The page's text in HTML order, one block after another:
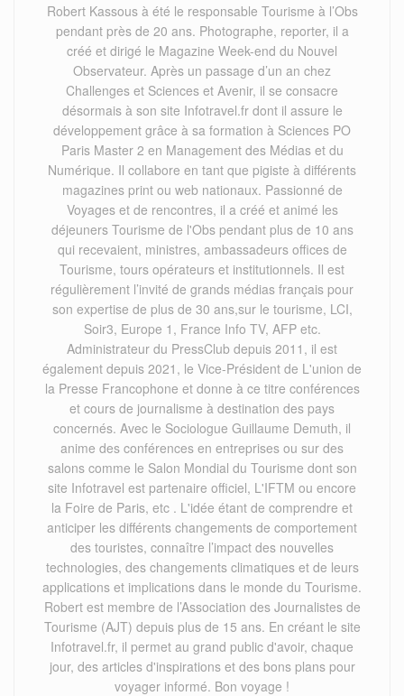
Robert Kassous à été le responsable Tourisme à l’Obs
pendant près de 20 ans. Photographe, reporter, il a
créé et dirigé le Magazine Week-end du Nouvel
Observateur. Après un passage d’un an chez
Challenges et Sciences et Avenir, il se consacre
désormais à son site Infotravel.fr dont il assure le
développement grâce à sa formation à Sciences PO
Paris Master 2 en Management des Médias et du
Numérique. Il collabore en tant que pigiste à différents
magazines print ou web nationaux. Passionné de
Voyages et de rencontres, il a créé et animé les
déjeuners Tourisme de l'Obs pendant plus de 10 ans
qui recevaient, ministres, ambassadeurs offices de
Tourisme, tours opérateurs et institutionnels. Il est
régulièrement l’invité de grands médias français pour
son expertise de plus de 30 ans,sur le tourisme, LCI,
Soir3, Europe 1, France Info TV, AFP etc.
Administrateur du PressClub depuis 2011, il est
également depuis 2021, le Vice-Président de L'union de
la Presse Francophone et donne à ce titre conférences
et cours de journalisme à destination des pays
concernés. Avec le Sociologue Guillaume Demuth, il
anime des conférences en entreprises ou sur des
salons comme le Salon Mondial du Tourisme dont son
site Infotravel est partenaire officiel, L'IFTM ou encore
la Foire de Paris, etc . L'idée étant de comprendre et
anticiper les différents changements de comportement
des touristes, connaître l’impact des nouvelles
technologies, des changements climatiques et de leurs
applications et implications dans le monde du Tourisme.
Robert est membre de l’Association des Journalistes de
Tourisme (AJT) depuis plus de 15 ans. En créant le site
Infotravel.fr, il permet au grand public d'avoir, chaque
jour, des articles d'inspirations et des bons plans pour
voyager informé. Bon voyage !